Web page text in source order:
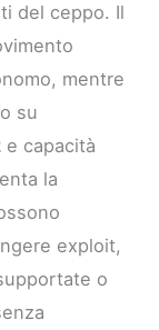
del ceppo. Il
mentre
su
e capacità
la
exploit,
o